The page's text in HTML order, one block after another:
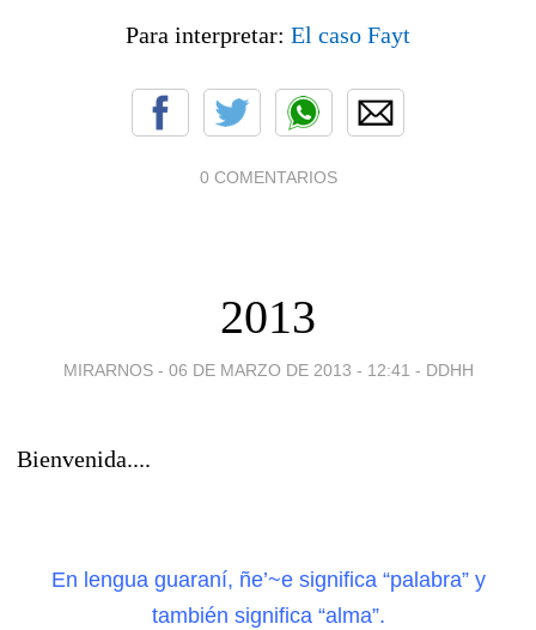
Para interpretar: El caso Fayt
0 COMENTARIOS
2013
MIRARNOS - 06 DE MARZO DE 2013 - 12:41 - DDHH
Bienvenida....
En lengua guaraní, ñe’~e significa “palabra” y
también significa “alma”.